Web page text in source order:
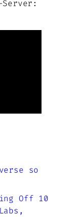
Server:
so
Off 10